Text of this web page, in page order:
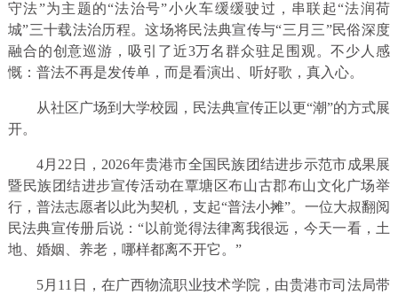
守法”为主题的“法治号”小火车缓缓驶过，串联起“法润荷
城”三十载法治历程。这场将民法典宣传与“三月三”民俗深度
融合的创意巡游，吸引了近3万名群众驻足围观。不少人感
慨：普法不再是发传单，而是看演出、听好歌，真入心。
从社区广场到大学校园，民法典宣传正以更“潮”的方式展
开。
4月22日，2026年贵港市全国民族团结进步示范市成果展
暨民族团结进步宣传活动在覃塘区布山古郡布山文化广场举
行，普法志愿者以此为契机，支起“普法小摊”。一位大叔翻阅
民法典宣传册后说：“以前觉得法律离我很远，今天一看，土
地、婚姻、养老，哪样都离不开它。”
5月11日，在广西物流职业技术学院，由贵港市司法局带